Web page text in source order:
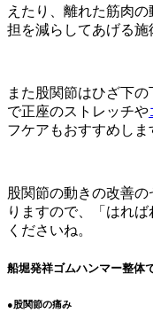
えたり、離れた筋肉
担を減らしてあげる施
また股関節はひざ下
で正座のストレッチや
フケアもおすすめしま
股関節の動きの改善
りますので、「はれ
くださいね。
船堀発祥ゴムハンマー整体
●股関節の痛み